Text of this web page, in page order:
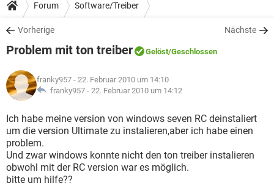
ANDROID IOS
WINDOWS 10
WHATSAPP TIKTOK
FACEBOOK
SPIELE
WHATSAPP TIKTOK
FACEBOOK
DOWNLOADS
SPIELE STREAMING
ANDROID
WINDOWS 10 INSTAGRAM
WHATSAPP
FACEBOOK HARDWARE
SPIELE STREAMING
ANDROID
WINDOWS 10 INSTAGRAM
WHATSAPP
FACEBOOK HARDWARE
LEXIKON
SPIELE
ANDROID IOS
WINDOWS 10 INSTAGRAM
WHATSAPP TIKTOK
Forum Software/Treiber
Vorherige Nächste
Problem mit ton treiber Gelöst/Geschlossen
franky957 - 22. Februar 2010 um 14:10
franky957 - 22. Februar 2010 um 14:12
Ich habe meine version von windows seven RC deinstaliert
um die version Ultimate zu instalieren,aber ich habe einen
problem.
Und zwar windows konnte nicht den ton treiber instalieren
obwohl mit der RC version war es möglich.
bitte um hilfe??